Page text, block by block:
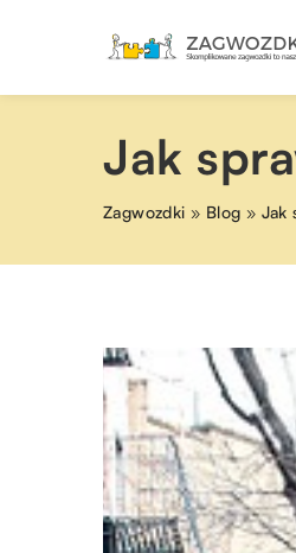
Jak
Zagwozdki » Blog » Jak